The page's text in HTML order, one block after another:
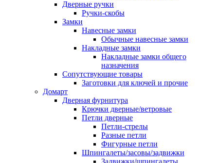
Дверные ручки
Ручки-скобы
Замки
Навесные замки
Обычные навесные замки
Накладные замки
Накладные замки общего
назначения
Сопутствующие товары
Заготовки для ключей и прочие
Домарт
Дверная фурнитура
Крючки дверные/ветровые
Петли дверные
Петли-стрелы
Разные петли
Фигурные петли
Шпингалеты/засовы/задвижки